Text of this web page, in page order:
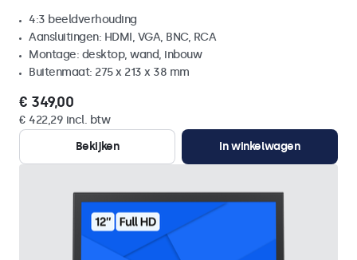
4:3 beeldverhouding
Aansluitingen: HDMI, VGA, BNC, RCA
Montage: desktop, wand, inbouw
Buitenmaat: 275 x 213 x 38 mm
€ 349,00
€ 422,29 incl. btw
Bekijken
In winkelwagen